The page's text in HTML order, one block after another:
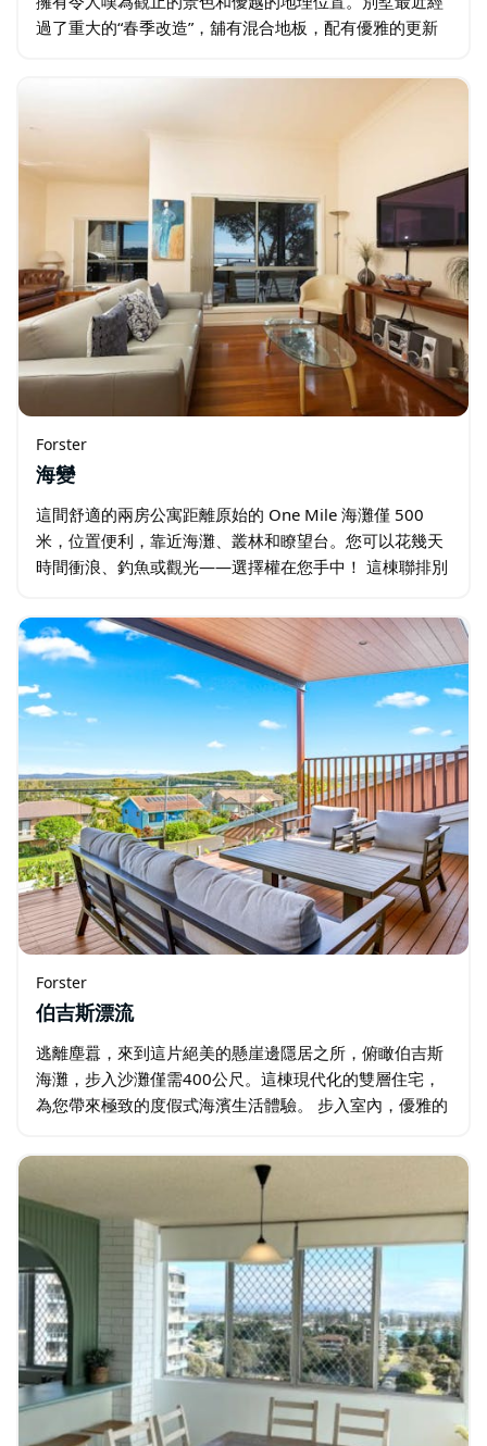
過了重大的“春季改造”，舖有混合地板，配有優雅的更新
Forster
海變
這間舒適的兩房公寓距離原始的 One Mile 海灘僅 500
米，位置便利，靠近海灘、叢林和瞭望台。您可以花幾天
時間衝浪、釣魚或觀光——選擇權在您手中！ 這棟聯排別
起居和用餐區。飯店風格優美…
Forster
伯吉斯漂流
逃離塵囂，來到這片絕美的懸崖邊隱居之所，俯瞰伯吉斯
海灘，步入沙灘僅需400公尺。這棟現代化的雙層住宅，
為您帶來極致的度假式海濱生活體驗。 步入室內，優雅的
讓您流連忘返。廚房配備齊全的高檔電器…